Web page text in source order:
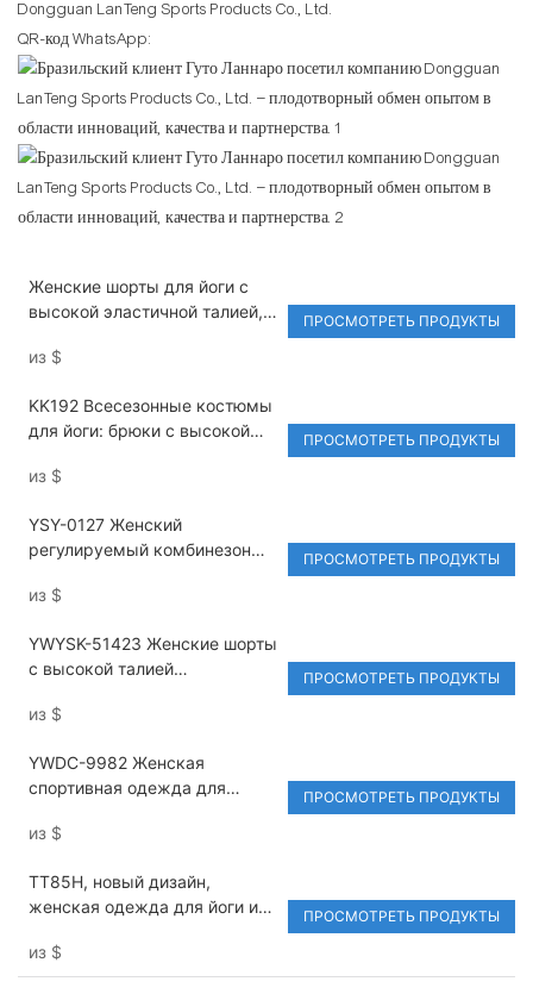
Dongguan LanTeng Sports Products Co., Ltd.
QR-код WhatsApp:
Женские шорты для йоги с
высокой эластичной талией,
компрессионные,
влагоотводящие, с эффектом
подтяжки ягодиц, без
и тренировок.
из $
ПРОСМОТРЕТЬ ПРОДУКТЫ
KK192 Всесезонные костюмы
для йоги: брюки с высокой
штанинами, обеспечивающие
эластичной тканью,
растягивающейся в четырех
из $
ПРОСМОТРЕТЬ ПРОДУКТЫ
YSY-0127 Женский
регулируемый комбинезон
компрессионный,
нейлон/спандекс, без
рукавов.
из $
ПРОСМОТРЕТЬ ПРОДУКТЫ
YWYSK-51423 Женские шорты
с высокой талией
спортивный бюстгальтер с
посадкой, однотонный
комплект для йоги, дышащий,
из $
ПРОСМОТРЕТЬ ПРОДУКТЫ
YWDC-9982 Женская
спортивная одежда для
топ с длинными рукавами,
спереди, закрученным
кроем, эластичным поясом,
для активного отдыха.
из $
ПРОСМОТРЕТЬ ПРОДУКТЫ
TT85H, новый дизайн,
женская одежда для йоги и
длинные брюки, комбинезон
для тренировок,
из $
ПРОСМОТРЕТЬ ПРОДУКТЫ